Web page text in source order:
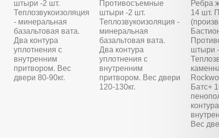
штыри -2 шт.
Теплозвукоизоляция
- минеральная
базальтовая вата.
Два контура
уплотнения с
внутренним
притвором. Вес
двери 80-90кг.
Противосъемные
штыри -2 шт.
Теплозвукоизоляция -
минеральная
базальтовая вата.
Два контура
уплотнения с
внутренним
притвором. Вес двери
120-130кг.
Ребра
14 шт.
штыри
Батс+
Вес